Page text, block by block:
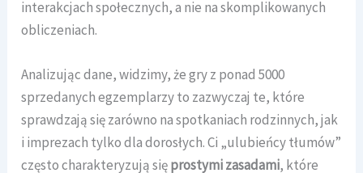
interakcjach społecznych, a nie na skomplikowanych
obliczeniach.
Analizując dane, widzimy, że gry z ponad 5000
sprzedanych egzemplarzy to zazwyczaj te, które
sprawdzają się zarówno na spotkaniach rodzinnych, jak
i imprezach tylko dla dorosłych. Ci „ulubieńcy tłumów”
często charakteryzują sięprostymi zasadami, które